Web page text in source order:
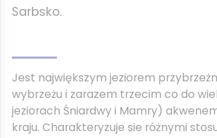
Sarbsko.
Jest największym jeziorem
wybrzeżu i zarazem trzecim co do
jeziorach Śniardwy i Mamry)
kraju. Charakteryzuje sie różnymi